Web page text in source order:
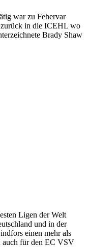
war zu Fehervar
zurück in die ICEHL wo
Brady Shaw
Ligen der Welt
und in der
einen mehr als
auch für den EC VSV